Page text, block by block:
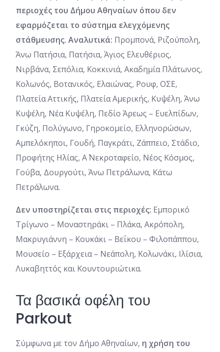
περιοχές του Δήμου Αθηναίων όπου δεν
εφαρμόζεται το σύστημα ελεγχόμενης
στάθμευσης. Αναλυτικά: Προμπονά, Ριζούπολη,
Άνω Πατήσια, Πατήσια, Άγιος Ελευθέριος,
Νιρβάνα, Σεπόλια, Κοκκινιά, Ακαδημία Πλάτωνος,
Κολωνός, Βοτανικός, Ελαιώνας, Ρουφ, ΟΣΕ,
Πλατεία Αττικής, Πλατεία Αμερικής, Κυψέλη, Άνω
Κυψέλη, Νέα Κυψέλη, Πεδίο Άρεως – Ευελπίδων,
Γκύζη, Πολύγωνο, Γηροκομείο, Ελληνορώσων,
Αμπελόκηποι, Γουδή, Παγκράτι, Ζάππειο, Στάδιο,
Προφήτης Ηλίας, Α΄ Νεκροταφείο, Νέος Κόσμος,
Γούβα, Δουργούτι, Άνω Πετράλωνα, Κάτω
Πετράλωνα.
Δεν υποστηρίζεται στις περιοχές: Εμπορικό
Τρίγωνο – Μοναστηράκι – Πλάκα, Ακρόπολη,
Μακρυγιάννη – Κουκάκι – Βεΐκου – Φιλοπάππου,
Μουσείο – Εξάρχεια – Νεάπολη, Κολωνάκι, Ιλίσια,
Λυκαβηττός και Κουντουριώτικα.
Τα βασικά οφέλη του
Parkout
Σύμφωνα με τον Δήμο Αθηναίων, η χρήση του